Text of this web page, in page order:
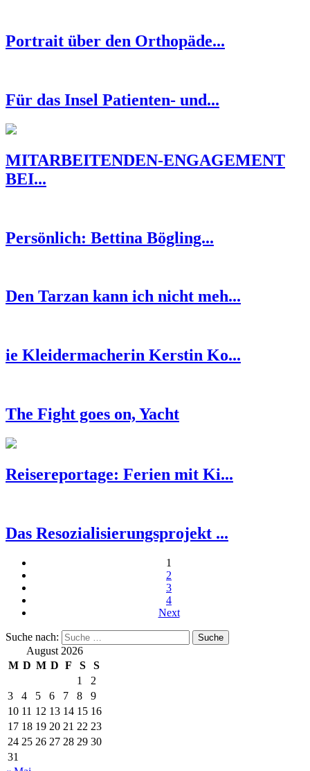
Portrait über den Orthopäde...
Für das Insel Patienten- und...
MITARBEITENDEN-ENGAGEMENT
BEI...
Persönlich: Bettina Bögling...
Den Tarzan kann ich nicht meh...
ie Kleidermacherin Kerstin Ko...
The Fight goes on, Yacht
Reisereportage: Ferien mit Ki...
Das Resozialisierungsprojekt ...
1
2
3
4
Next
Suche nach:
August 2026
M D M D F S
S
1
2
3
4 5 6 7 8
9
10 11 12 13 14 15 16
17 18 19 20 21 22 23
24 25 26 27 28 29 30
31